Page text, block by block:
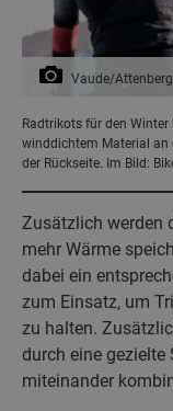
Vaude/
Radtrikots für den
winddichtem Material an
der Rückseite. Im Bild:
Zusätzlich werden
mehr Wärme
dabei ein
zum Einsatz, um
zu halten.
durch eine
miteinander